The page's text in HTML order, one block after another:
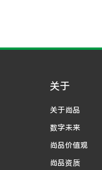
关于
关于尚品
数字未来
尚品价值观
尚品资质